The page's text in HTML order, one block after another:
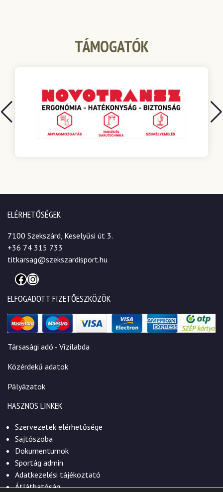
TÁMOGATÓK
ELÉRHETŐSÉGEK
7100 Szekszárd, Keselyűsi út 3.
+36 74 315 733
titkarsag@szekszardisport.hu
Facebook
Instagram
ELFOGADOTT FIZETŐESZKÖZÖK
Társasági adó - Vízilabda
Közérdekű adatok
Pályázatok
HASZNOS LINKEK
Szervezetek elérhetősége
Sajtószoba
Dokumentumok
Sportág admin
Adatkezelési tájékoztató
Átláthatóság